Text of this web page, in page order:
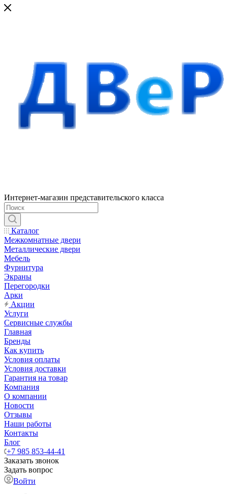
Интернет-магазин представительского класса
Каталог
Межкомнатные двери
Металлические двери
Мебель
Фурнитура
Экраны
Перегородки
Арки
Акции
Услуги
Сервисные службы
Главная
Бренды
Как купить
Условия оплаты
Условия доставки
Гарантия на товар
Компания
О компании
Новости
Отзывы
Наши работы
Контакты
Блог
+7 985 853-44-41
Заказать звонок
Задать вопрос
Войти